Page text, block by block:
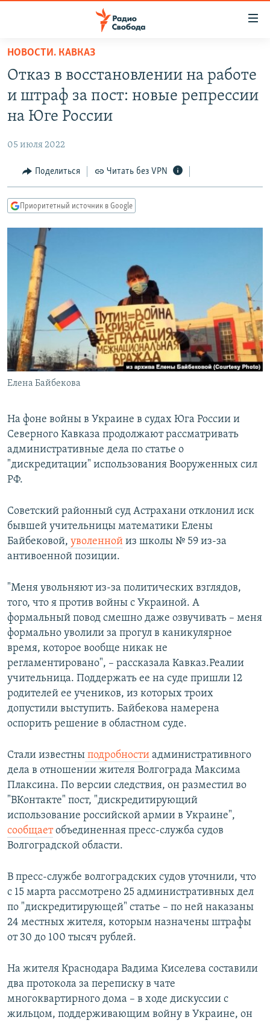
упрощенного
доступа
основному
Вернутся
Вернутся
ПОДКАСТЫ
АВТОРСКИЕ ПРОЕКТЫ
МНЕНИЯ
КУЛЬТУРА
КАВКАЗ.РЕАЛИИ
СЕВЕР.РЕАЛИИ
СИБИРЬ.РЕАЛИИ
РАСПИСАНИЕ ВЕЩАНИЯ
ПОДПИШИТЕСЬ НА РАССЫЛКУ
СОЦИАЛЬНЫЕ СЕТИ
Все сайты РСЕ/РС
НОВОСТИ. КАВКАЗ
Отказ в восстановлении на работе
и штраф за пост: новые репрессии
на Юге России
05 июля 2022
Поделиться Читать без VPN
Приоритетный источник в Google
Елена Байбекова
На фоне войны в Украине в судах Юга России и
Северного Кавказа продолжают рассматривать
административные дела по статье о
"дискредитации" использования Вооруженных сил
РФ.
Советский районный суд Астрахани отклонил иск
бывшей учительницы математики Елены
Байбековой, уволенной из школы № 59 из-за
антивоенной позиции.
"Меня увольняют из-за политических взглядов,
того, что я против войны с Украиной. А
формальный повод смешно даже озвучивать – меня
формально уволили за прогул в каникулярное
время, которое вообще никак не
регламентировано", – рассказала Кавказ.Реалии
учительница. Поддержать ее на суде пришли 12
родителей ее учеников, из которых троих
допустили выступить. Байбекова намерена
оспорить решение в областном суде.
Стали известны подробности административного
дела в отношении жителя Волгограда Максима
Плаксина. По версии следствия, он разместил во
"ВКонтакте" пост, "дискредитирующий
использование российской армии в Украине",
сообщаетобъединенная пресс-служба судов
Волгоградской области.
В пресс-службе волгоградских судов уточнили, что
с 15 марта рассмотрено 25 административных дел
по "дискредитирующей" статье – по ней наказаны
24 местных жителя, которым назначены штрафы
от 30 до 100 тысяч рублей.
На жителя Краснодара Вадима Киселева составили
два протокола за переписку в чате
многоквартирного дома – в ходе дискуссии с
жильцом, поддерживающим войну в Украине, он